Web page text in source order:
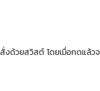
งด้วยสวิสต์ โดยเมื่อกดแล้ว